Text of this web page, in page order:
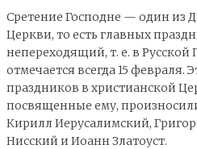
Сретение Господне — один из
Церкви, то есть главных
непереходящий, т. е. в
отмечается всегда 15 февраля.
праздников в христианской
посвященные ему,
Кирилл Иерусалимский,
Нисский и Иоанн Златоуст.